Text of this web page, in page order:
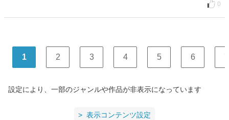
0
1 2 3 4 5 6 7
設定により、一部のジャンルや作品が非表示になっています
表示コンテンツ設定